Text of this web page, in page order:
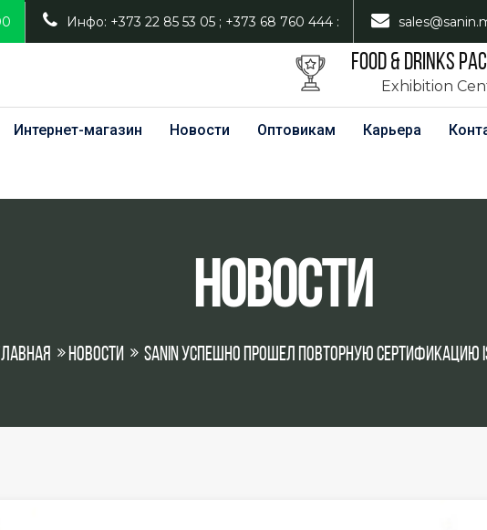
Инфо: +373 22 85 53 05 ; +373 68 760 444 :
FOOD & DRINKS
Exhibition
Интернет-магазин Новости Оптовикам Карьера
Новости
Новости SANIN успешно прошел повторную сертификацию